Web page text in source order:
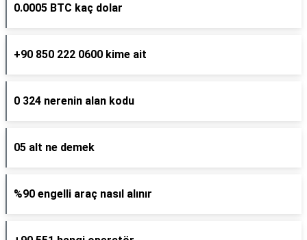
0.0005 BTC kaç dolar
+90 850 222 0600 kime ait
0 324 nerenin alan kodu
05 alt ne demek
%90 engelli araç nasıl alınır